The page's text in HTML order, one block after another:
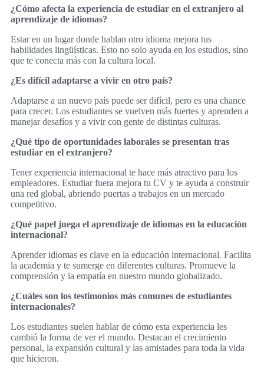
¿Cómo afecta la experiencia de estudiar en el extranjero al
aprendizaje de idiomas?
Estar en un lugar donde hablan otro idioma mejora tus
habilidades lingüísticas. Esto no solo ayuda en los estudios, sino
que te conecta más con la cultura local.
¿Es difícil adaptarse a vivir en otro país?
Adaptarse a un nuevo país puede ser difícil, pero es una chance
para crecer. Los estudiantes se vuelven más fuertes y aprenden a
manejar desafíos y a vivir con gente de distintas culturas.
¿Qué tipo de oportunidades laborales se presentan tras
estudiar en el extranjero?
Tener experiencia internacional te hace más atractivo para los
empleadores. Estudiar fuera mejora tu CV y te ayuda a construir
una red global, abriendo puertas a trabajos en un mercado
competitivo.
¿Qué papel juega el aprendizaje de idiomas en la educación
internacional?
Aprender idiomas es clave en la educación internacional. Facilita
la academia y te sumerge en diferentes culturas. Promueve la
comprensión y la empatía en nuestro mundo globalizado.
¿Cuáles son los testimonios más comunes de estudiantes
internacionales?
Los estudiantes suelen hablar de cómo esta experiencia les
cambió la forma de ver el mundo. Destacan el crecimiento
personal, la expansión cultural y las amistades para toda la vida
que hicieron.